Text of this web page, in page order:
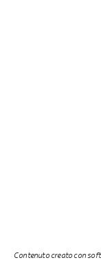
Contenuto creato con